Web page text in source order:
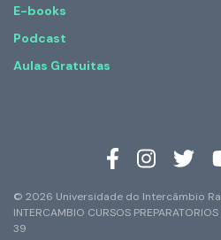
E-books
Podcast
Aulas Gratuitas
© 2026 Universidade do Intercâmbio
INTERCAMBIO CURSOS
39